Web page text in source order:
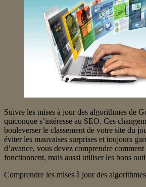
Suivre les mises à jour des algorithmes de
quiconque s’intéresse au SEO. Ces
bouleverser le classement de votre site du
éviter les mauvaises surprises et toujours
d’avance, vous devez comprendre
fonctionnent, mais aussi utiliser les bons
Comprendre les mises à jour des